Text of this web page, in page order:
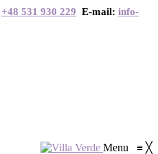
+48 531 930 229 E-mail: info-
Menu ≡ ╳